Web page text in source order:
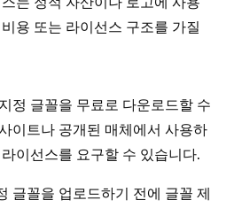
용 또는 라이선스 구조를 가질
정 글꼴을 무료로 다운로드할 수
이트나 공개된 매체에서 사용하
이선스를 요구할 수 있습니다.
글꼴을 업로드하기 전에 글꼴 제